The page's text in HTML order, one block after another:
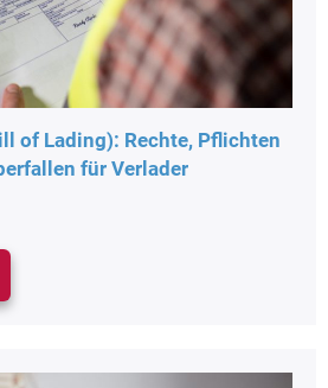
of Lading): Rechte, Pflichten
für Verlader